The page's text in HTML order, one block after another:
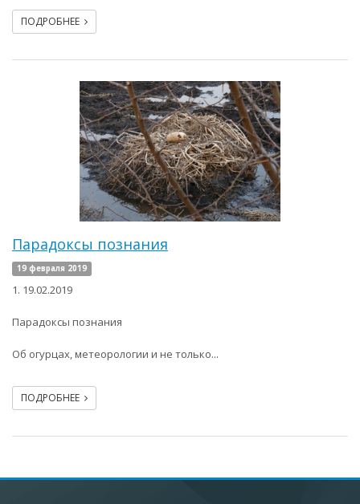
ПОДРОБНЕЕ
Парадоксы познания
19 февраля 2019
1. 19.02.2019
Парадоксы познания
Об огурцах, метеорологии и не только...
ПОДРОБНЕЕ